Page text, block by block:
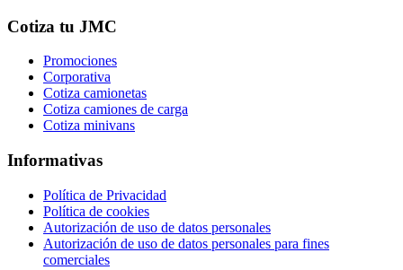
Cotiza tu JMC
Promociones
Corporativa
Cotiza camionetas
Cotiza camiones de carga
Cotiza minivans
Informativas
Política de Privacidad
Política de cookies
Autorización de uso de datos personales
Autorización de uso de datos personales para fines
comerciales